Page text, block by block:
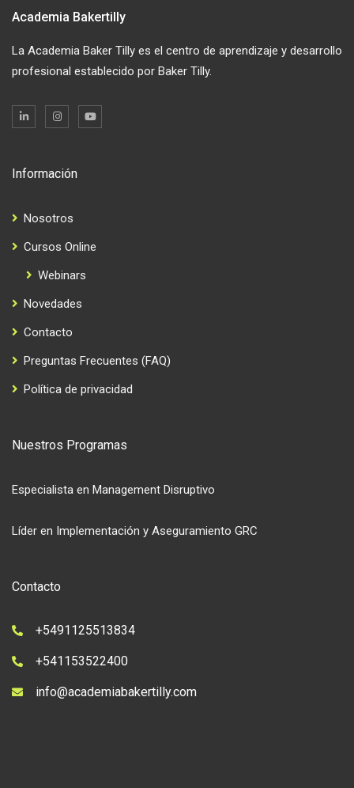
Academia Bakertilly
La Academia Baker Tilly es el centro de aprendizaje y desarrollo
profesional establecido por Baker Tilly.
Información
Nosotros
Cursos Online
Webinars
Novedades
Contacto
Preguntas Frecuentes (FAQ)
Política de privacidad
Nuestros Programas
Especialista en Management Disruptivo
Líder en Implementación y Aseguramiento GRC
Contacto
+5491125513834
+541153522400
info@academiabakertilly.com